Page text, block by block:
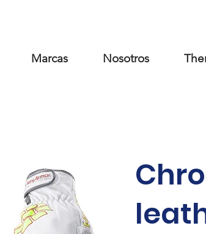
Marcas Nosotros